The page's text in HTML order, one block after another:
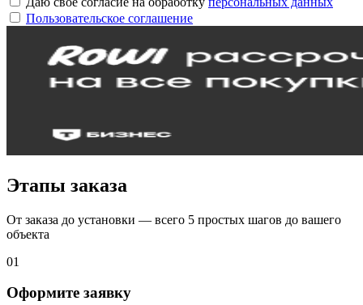
Пользовательское соглашение
Этапы заказа
От заказа до установки — всего 5 простых шагов до вашего
объекта
01
Оформите заявку